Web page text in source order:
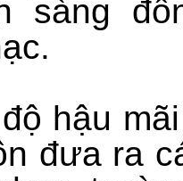
sàng
mãi
đưa ra